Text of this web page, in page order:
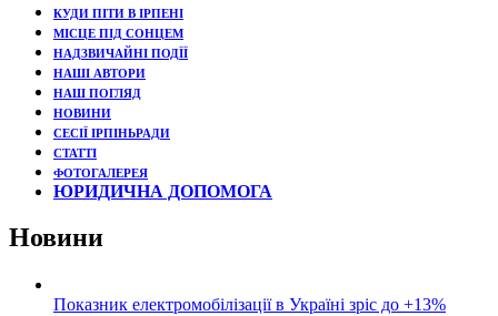
КУДИ ПІТИ В ІРПЕНІ
МІСЦЕ ПІД СОНЦЕМ
НАДЗВИЧАЙНІ ПОДЇЇ
НАШІ АВТОРИ
НАШ ПОГЛЯД
НОВИНИ
СЕСІЇ ІРПІНЬРАДИ
СТАТТІ
ФОТОГАЛЕРЕЯ
ЮРИДИЧНА ДОПОМОГА
Новини
Показник електромобілізації в Україні зріс до +13%